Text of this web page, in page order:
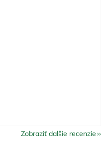
je 5 z 5 hviezdičiek.
je 5 z 5 hviezdičiek.
je 5 z 5 hviezdičiek.
Zobraziť ďalšie recenzie